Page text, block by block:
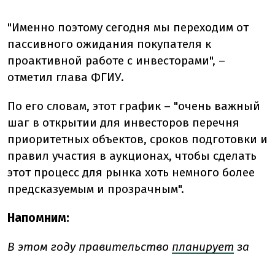
"Именно поэтому сегодня мы переходим от
пассивного ожидания покупателя к
проактивной работе с инвесторами", –
отметил глава ФГИУ.
По его словам, этот график – "очень важный
шаг в открытии для инвесторов перечня
приоритетных объектов, сроков подготовки и
правил участия в аукционах, чтобы сделать
этот процесс для рынка хоть немного более
предсказуемым и прозрачным".
Напомним:
В этом году правительство планирует за